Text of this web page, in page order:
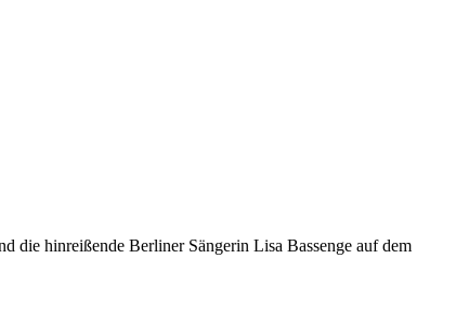
die hinreißende Berliner Sängerin Lisa Bassenge auf dem